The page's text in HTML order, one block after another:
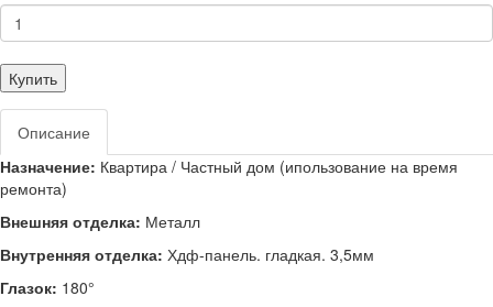
Купить
Описание
Назначение: Квартира / Частный дом (ипользование на время
ремонта)
Внешняя отделка: Металл
Внутренняя отделка: Хдф-панель. гладкая. 3,5мм
Глазок: 180°